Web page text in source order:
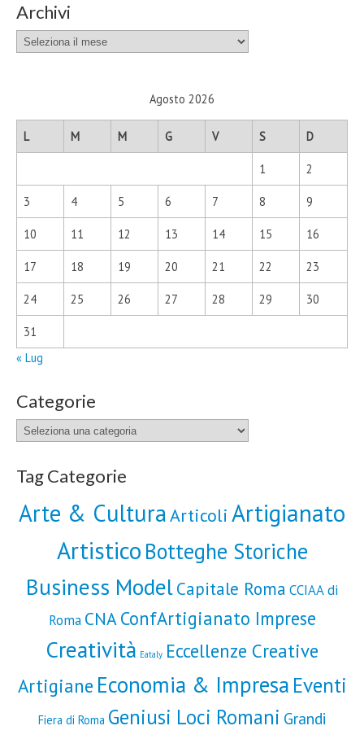
Archivi
Archivi
Agosto 2026
L M M G V S D
1 2
3 4 5 6 7 8 9
10 11 12 13 14 15 16
17 18 19 20 21 22 23
24 25 26 27 28 29 30
31
« Lug
Categorie
Categorie
Tag Categorie
Arte & CulturaArticoli Artigianato
Artistico Botteghe Storiche
Business ModelCapitale Roma CCIAA di
Roma CNAConfArtigianato Imprese
Creatività Eataly Eccellenze Creative
Artigiane Economia & Impresa Eventi
Fiera di Roma Geniusi Loci Romani Grandi